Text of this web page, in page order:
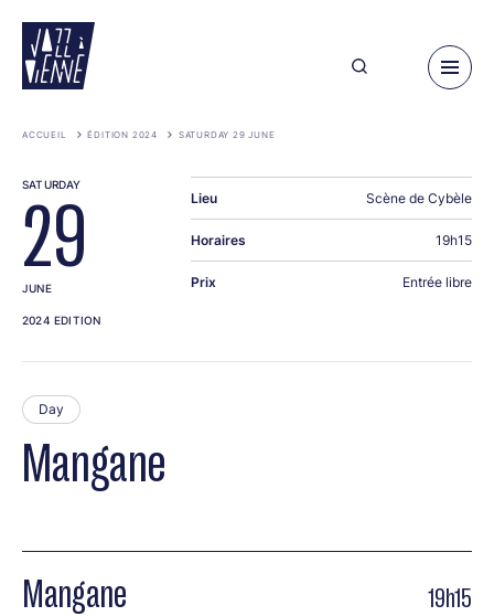
main
content
ACCUEIL ÉDITION 2024 SATURDAY 29 JUNE
Mangane
Day
Mangane 19h15
SATURDAY
29
JUNE
2024 EDITION
Lieu Scène de Cybèle
Horaires 19h15
Prix Entrée libre